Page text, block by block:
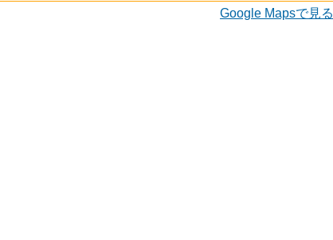
Google Mapsで見る